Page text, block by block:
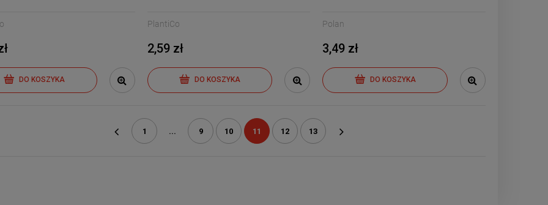
DO KOSZYKA
PlantiCo
2,59 zł
DO KOSZYKA
Polan
3,49 zł
DO KOSZYKA
1 ... 9 10 11 12 13